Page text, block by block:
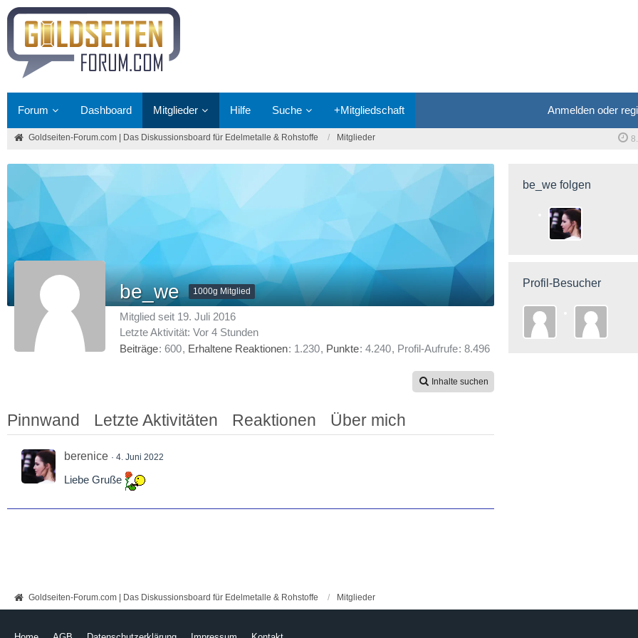
Forum Dashboard Mitglieder Hilfe Suche +Mitgliedschaft Anmelden oder
Goldseiten-Forum.com | Das Diskussionsboard für Edelmetalle & Rohstoffe Mitglieder
Goldseiten-Forum.com | Das Diskussionsboard für Edelmetalle & Rohstoffe Mitglieder
be_we 1000g Mitglied
Mitglied seit 19. Juli 2016
Letzte Aktivität: Vor 4 Stunden
Beiträge 600 Erhaltene Reaktionen 1.230 Punkte 4.240 Profil-Aufrufe 8.496
Inhalte suchen
Pinnwand Letzte Aktivitäten Reaktionen Über mich
berenice 4. Juni 2022
Liebe Gruße
be_we folgen
Profil-Besucher